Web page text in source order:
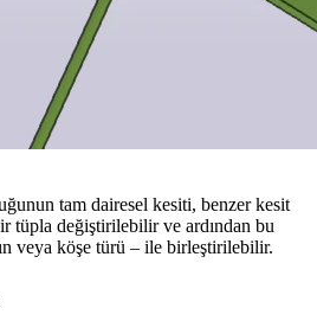
tam dairesel kesiti, benzer kesit
tüpla değiştirilebilir ve ardından bu
veya köşe türü – ile birleştirilebilir.